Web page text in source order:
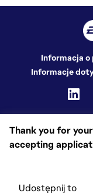
Thank you for
accepting
Udostępnij to
Informacja
Informacje